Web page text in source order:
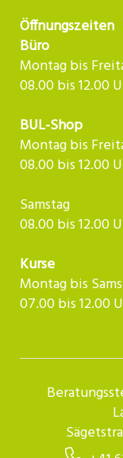
Öffnungszeiten
Büro
Montag bis
08.00 bis 12.00
BUL-Shop
Montag bis
08.00 bis 12.00
Samstag
08.00 bis 12.00
Kurse
Montag bis
07.00 bis 12.00